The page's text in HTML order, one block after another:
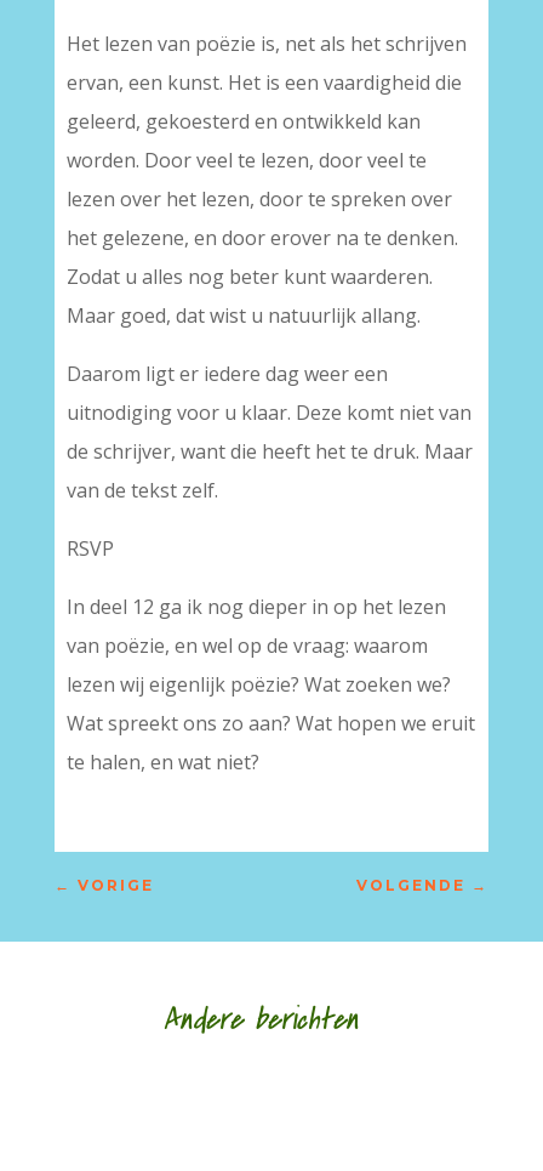
Het lezen van poëzie is, net als het schrijven
ervan, een kunst. Het is een vaardigheid die
geleerd, gekoesterd en ontwikkeld kan
worden. Door veel te lezen, door veel te
lezen over het lezen, door te spreken over
het gelezene, en door erover na te denken.
Zodat u alles nog beter kunt waarderen.
Maar goed, dat wist u natuurlijk allang.
Daarom ligt er iedere dag weer een
uitnodiging voor u klaar. Deze komt niet van
de schrijver, want die heeft het te druk. Maar
van de tekst zelf.
RSVP
In deel 12 ga ik nog dieper in op het lezen
van poëzie, en wel op de vraag: waarom
lezen wij eigenlijk poëzie? Wat zoeken we?
Wat spreekt ons zo aan? Wat hopen we eruit
te halen, en wat niet?
← VORIGE VOLGENDE →
Andere berichten